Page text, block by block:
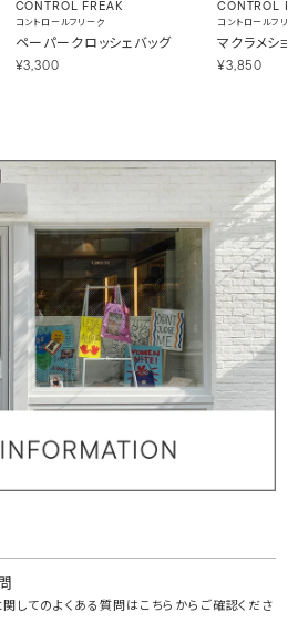
CONTROL FREAK
コントロールフリーク
ペーパークロッシェバッグ
¥3,300
CONTROL
コントロールフリ
マクラメショ
¥3,850
してのよくある質問はこちらからご確認くださ